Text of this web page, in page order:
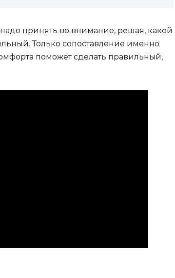
надо принять во внимание, решая, какой
Только сопоставление именно
поможет сделать правильный,